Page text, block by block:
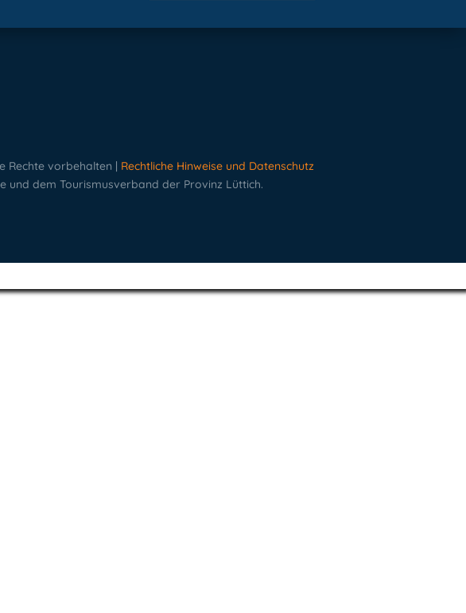
Rechte vorbehalten | Rechtliche Hinweise und Datenschutz
und dem Tourismusverband der Provinz Lüttich.